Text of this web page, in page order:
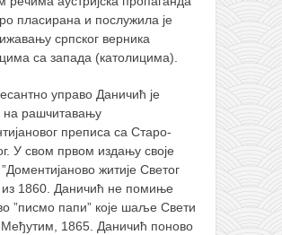
пласирана и послужила је
српског верника
са запада (католицима).
управо Даничић је
на рашчитавању
преписа са Старо-
У свом првом издању своје
житије Светог
из 1860. Даничић не помиње
”писмо папи” које шаље Свети
1865. Даничић поново